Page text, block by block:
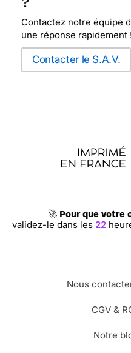
Contactez notre équipe
une réponse rapidement !
Contacter le S.A.V.
🚀 Pour que votre
validez-le dans les 22
Nous
CGV &
Notre